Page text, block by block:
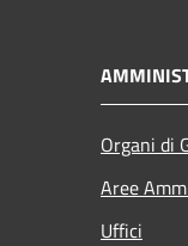
Organi di
Aree
Uffici